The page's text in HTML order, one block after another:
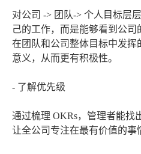
对公司 -> 团队-> 个人目标层
己的工作，而是能够看到公
在团队和公司整体目标中发挥
意义，从而更有积极性。
- 了解优先级
通过梳理 OKRs，管理者能找
让全公司专注在最有价值的事